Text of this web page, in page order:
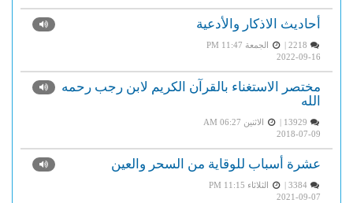
أحاديث الاذكار والأدعية
الجمعة PM 11:47
2022-09-16
مختصر الاستغناء بالقرآن الكريم لابن رجب رحمه
الله
الاثنين AM 06:27
2018-07-09
عشرة أسباب للوقاية من السحر والعين
3384 |
الثلاثاء PM 11:15
2021-09-07